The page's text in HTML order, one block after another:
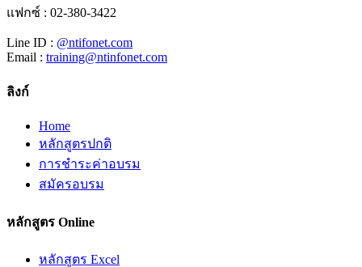
แฟกซ์ : 02-380-3422
Line ID : @ntifonet.com
Email : training@ntinfonet.com
ลิงก์
Home
หลักสูตรปกติ
การชำระค่าอบรม
สมัครอบรม
หลักสูตร Online
หลักสูตร Excel